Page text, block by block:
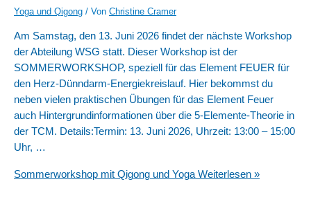
Yoga und Qigong / Von Christine Cramer
Am Samstag, den 13. Juni 2026 findet der nächste Workshop
der Abteilung WSG statt. Dieser Workshop ist der
SOMMERWORKSHOP, speziell für das Element FEUER für
den Herz-Dünndarm-Energiekreislauf. Hier bekommst du
neben vielen praktischen Übungen für das Element Feuer
auch Hintergrundinformationen über die 5-Elemente-Theorie in
der TCM. Details:Termin: 13. Juni 2026, Uhrzeit: 13:00 – 15:00
Uhr, …
Sommerworkshop mit Qigong und Yoga Weiterlesen »